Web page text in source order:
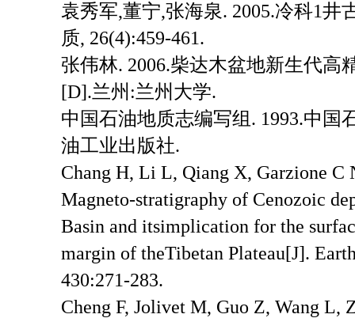
袁秀军,董宁,张海泉. 2005.冷科1井
质, 26(4):459-461.
张伟林. 2006.柴达木盆地新生代高
[D].兰州:兰州大学.
中国石油地质志编写组. 1993.中
油工业出版社.
Chang H, Li L, Qiang X, Garzione C
Magneto-stratigraphy of Cenozoic
Basin and itsimplication for the
margin of theTibetan Plateau[J].
430:271-283.
Cheng F, Jolivet M, Guo Z, Wang L,